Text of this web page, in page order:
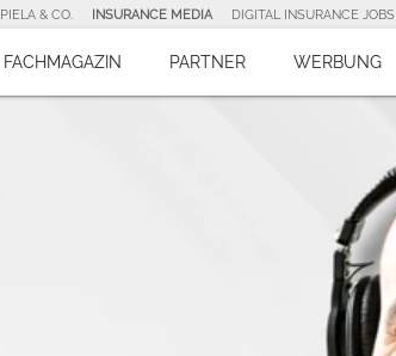
PIELA & CO. INSURANCE MEDIA DIGITAL INSURANCE JOBS
FACHMAGAZIN PARTNER WERBUNG